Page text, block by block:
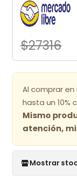
$27316
Al comprar
hasta un 10%
Mismo
atención,
Mostrar